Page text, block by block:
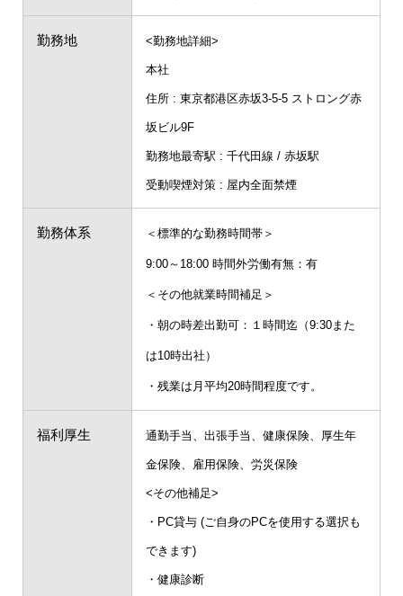
勤務地 <勤務地詳細>
本社
住所 : 東京都港区赤坂3-5-5 ストロング赤
坂ビル9F
勤務地最寄駅 : 千代田線 / 赤坂駅
受動喫煙対策 : 屋内全面禁煙
勤務体系 ＜標準的な勤務時間帯＞
9:00～18:00 時間外労働有無：有
＜その他就業時間補足＞
・朝の時差出勤可：１時間迄（9:30また
は10時出社）
・残業は月平均20時間程度です。
福利厚生 通勤手当、出張手当、健康保険、厚生年
金保険、雇用保険、労災保険
<その他補足>
・PC貸与 (ご自身のPCを使用する選択も
できます)
・健康診断